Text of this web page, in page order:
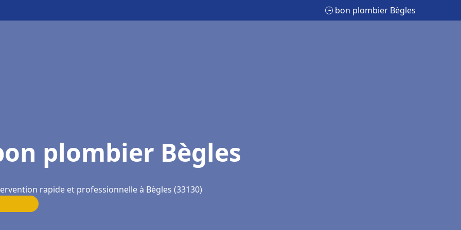
🕒 bon plombier Bègles
plombier Bègles
rapide et professionnelle à Bègles (33130)